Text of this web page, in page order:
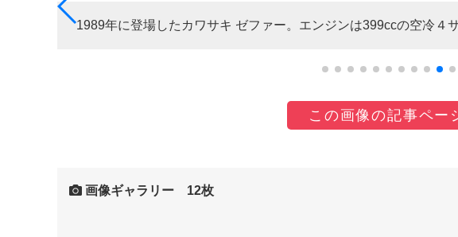
1989年に登場したカワサキ ゼファー。エンジンは399ccの空冷４
この画像の記事ペー
画像ギャラリー 12枚